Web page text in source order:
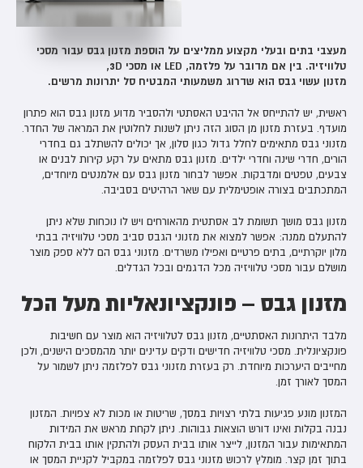
מעצבי בתים ובעלי מקצוע ממליצים על הוספת מזנון גבס עבור מסכי
טלוויזיה. בין אם מדובר על פלזמה, LED או מסכי 3D,
מזנון עשוי גבס הוא שדרוג משמעותי המבטיח סל יתרונות מרשים.
ראשית, יש להתייחס אל ההיבט האסתטי ולהסביר מדוע מזנון גבס הוא פתרון
מועדף. בעזרת מזנון מן הסוג הזה ניתן לשנות לחלוטין את המראה של החדר.
מזנוני גבס מתאימים לחלל גדול כגון סלון, אך יכולים להשתלב גם בחדרי
הורים, חדרי שינה וחדרי ילדים. מזנון גבס מתאים על רקע קירות לבנים או
צבעים, טפטים ומדבקות. אפשר לבחור מזנון גבס עם אלמנטים מיוחדים,
המתכתבים בצורה אופטימלית עם שאר הרהיטים בסביבה.
מזנון גבס מושך תשומת לב אסתטית מהאורחים ויש לו נוכחות שלא ניתן
להתעלם ממנה: אפשר למצוא את מזנוני הגבס סביב מסכי טלוויזיה בבתי
מלון יוקרתיים, בתים פרטיים ואפילו משרדים. מזנוני גבס הם ללא ספק מוצר
מושלם עבור מסכי טלוויזיה מכל הדגמים ובכל הגדלים.
מזנון גבס – פונקציונאליות מעל הכל
מלבד היתרונות האסתטיים, מזנון גבס לטלוויזיה הוא מוצר עם חשיבות
פונקציונלית. מסכי טלוויזיה חדישים ודקים עדינים יותר מהמסכים הישנים, ולכן
מחייבים היערכות מיוחדת. רק בעזרת מזנוני גבס לפלזמה ניתן לשמור על
המסך לאורך זמן.
המזנון מונע פגיעות בלתי רצויות במסך, שריטות או מכות לא צפויות. המזנון
נבנה בקלות ואינו דורש הוצאות גבוהות. ניתן לקחת מראש את המידות
המתאימות עבור המזנון, לייצר אותו בבית העסק ולהתקין אותו בבית הלקוח
בתוך זמן קצר. מומלץ לרכוש מזנוני גבס לפלזמה במקביל לקניית המסך או